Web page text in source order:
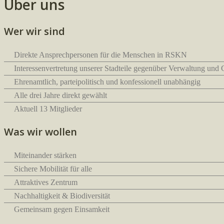
Über uns
Wer wir sind
Direkte Ansprechpersonen für die Menschen in RSKN
Interessenvertretung unserer Stadteile gegenüber Verwaltung und
Ehrenamtlich, parteipolitisch und konfessionell unabhängig
Alle drei Jahre direkt gewählt
Aktuell 13 Mitglieder
Was wir wollen
Miteinander stärken
Sichere Mobilität für alle
Attraktives Zentrum
Nachhaltigkeit & Biodiversität
Gemeinsam gegen Einsamkeit